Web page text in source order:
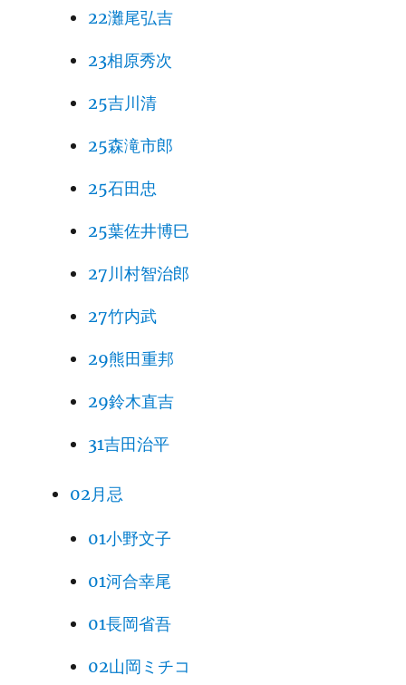
22灘尾弘吉
23相原秀次
25吉川清
25森滝市郎
25石田忠
25葉佐井博巳
27川村智治郎
27竹内武
29熊田重邦
29鈴木直吉
31吉田治平
02月忌
01小野文子
01河合幸尾
01長岡省吾
02山岡ミチコ